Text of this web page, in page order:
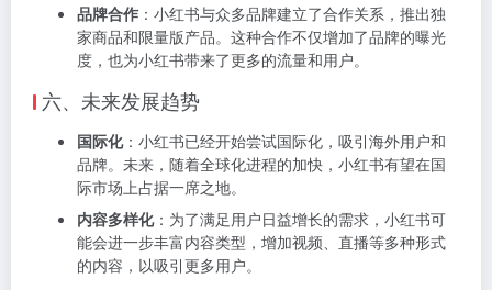
品牌合作 ：小红书与众多品牌建立了合作关系，推出独
家商品和限量版产品。这种合作不仅增加了品牌的曝光
度，也为小红书带来了更多的流量和用户。
六、未来发展趋势
国际化：小红书已经开始尝试国际化，吸引海外用户和
品牌。未来，随着全球化进程的加快，小红书有望在国
际市场上占据一席之地。
内容多样化：为了满足用户日益增长的需求，小红书可
能会进一步丰富内容类型，增加视频、直播等多种形式
的内容，以吸引更多用户。